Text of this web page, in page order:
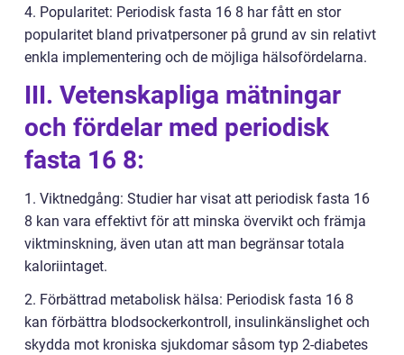
4. Popularitet: Periodisk fasta 16 8 har fått en stor
popularitet bland privatpersoner på grund av sin relativt
enkla implementering och de möjliga hälsofördelarna.
III. Vetenskapliga mätningar
och fördelar med periodisk
fasta 16 8:
1. Viktnedgång: Studier har visat att periodisk fasta 16
8 kan vara effektivt för att minska övervikt och främja
viktminskning, även utan att man begränsar totala
kaloriintaget.
2. Förbättrad metabolisk hälsa: Periodisk fasta 16 8
kan förbättra blodsockerkontroll, insulinkänslighet och
skydda mot kroniska sjukdomar såsom typ 2-diabetes